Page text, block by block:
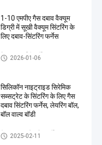
1-10 एमपीए गैस दबाव वैक्यूम
डिग्री में सूखी वैक्यूम सिंटरिंग के
लिए दबाव-सिंटरिंग फर्नेस
सिंटर एचआईपी फर्नेस
2026-01-06
सिलिकॉन नाइट्राइड सिरेमिक
सब्सट्रेट के सिंटरिंग के लिए गैस
दबाव सिंटरिंग फर्नेस, लेयरिंग बॉल,
बॉल वाल्व बॉडी
गैस का दबाव सिंटरिंग फर्नेस
2025-02-11